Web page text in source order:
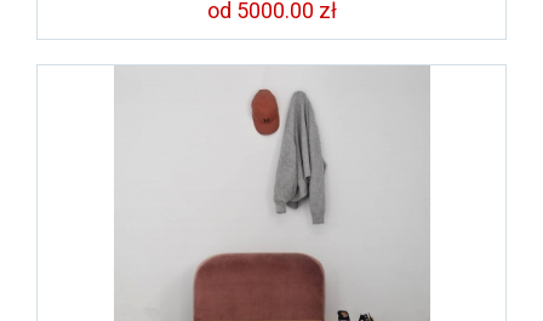
od 5000.00 zł